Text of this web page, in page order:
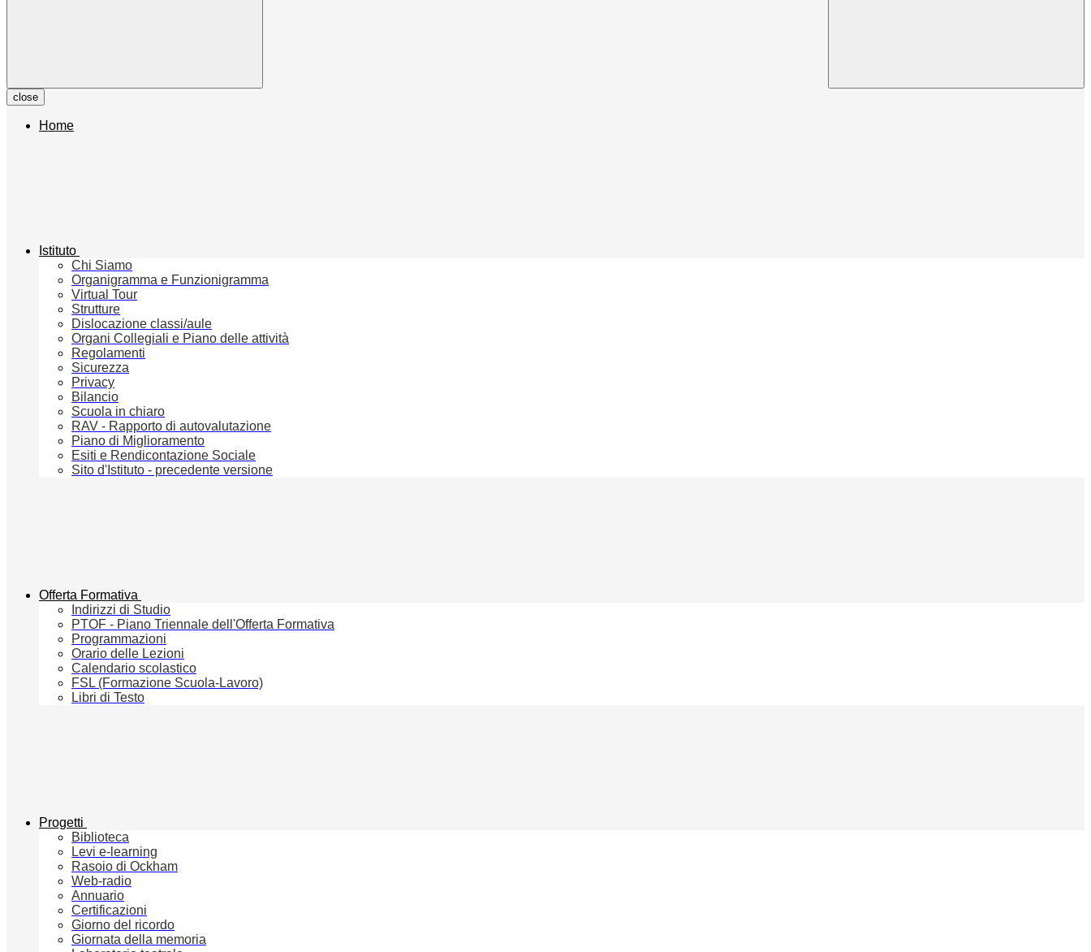
close
Home
Istituto
Chi Siamo
Organigramma e Funzionigramma
Virtual Tour
Strutture
Dislocazione classi/aule
Organi Collegiali e Piano delle attività
Regolamenti
Sicurezza
Privacy
Bilancio
Scuola in chiaro
RAV - Rapporto di autovalutazione
Piano di Miglioramento
Esiti e Rendicontazione Sociale
Sito d'Istituto - precedente versione
Offerta Formativa
Indirizzi di Studio
PTOF - Piano Triennale dell'Offerta Formativa
Programmazioni
Orario delle Lezioni
Calendario scolastico
FSL (Formazione Scuola-Lavoro)
Libri di Testo
Progetti
Biblioteca
Levi e-learning
Rasoio di Ockham
Web-radio
Annuario
Certificazioni
Giorno del ricordo
Giornata della memoria